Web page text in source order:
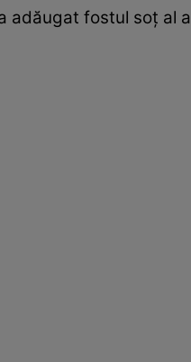
adăugat fostul soț al